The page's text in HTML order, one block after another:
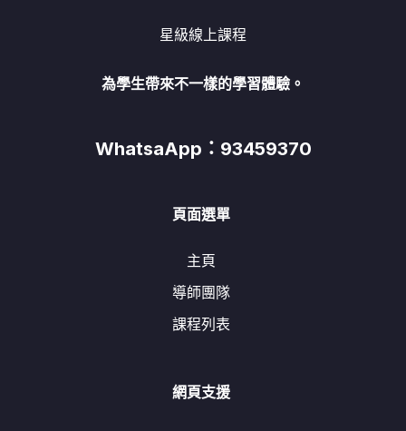
星級線上課程
為學生帶來不一樣的學習體驗。
WhatsaApp：93459370
頁面選單
主頁
導師團隊
課程列表
網頁支援